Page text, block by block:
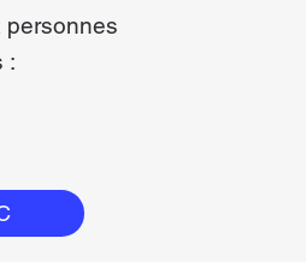
personnes
: